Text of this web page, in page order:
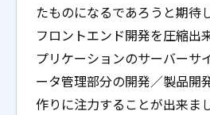
たものになるであろうと期待
フロントエンド開発を圧縮出
プリケーションのサーバーサ
ータ管理部分の開発／製品開
作りに注力することが出来ま